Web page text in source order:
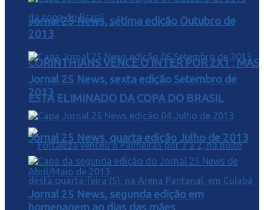
CORINTHIANS VENCE O INTER POR 2X1 , MAS
ESTA ELIMINADO DA COPA DO BRASIL
Jornal 25 News, sétima edição Outubro de
2013
Jornal 25 News, sexta edição Setembro de
2013
Jornal 25 News, quarta edição Julho de 2013
Jornal 25 News, segunda edição em
homenagem ao dias das mães